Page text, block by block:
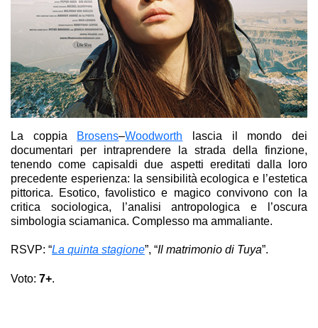
La coppia Brosens–Woodworth lascia il mondo dei
documentari per intraprendere la strada della finzione,
tenendo come capisaldi due aspetti ereditati dalla loro
precedente esperienza: la sensibilità ecologica e l’estetica
pittorica. Esotico, favolistico e magico convivono con la
critica sociologica, l’analisi antropologica e l’oscura
simbologia sciamanica. Complesso ma ammaliante.
RSVP: “La quinta stagione”, “Il matrimonio di Tuya”.
Voto: 7+.